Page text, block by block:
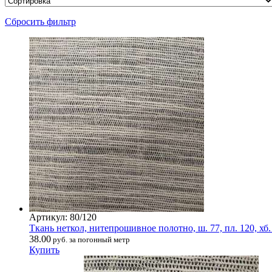
Сбросить фильтр
Артикул: 80/120
Ткань неткол, нитепрошивное полотно, ш. 77, пл. 120,
38.00 руб. за погонный метр
Купить